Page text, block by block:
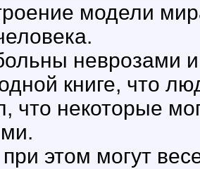
модели
неврозами
книге, что
что некоторые
этом могут